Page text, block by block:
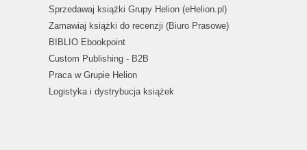
Sprzedawaj książki Grupy Helion (eHelion.pl)
Zamawiaj książki do recenzji (Biuro Prasowe)
BIBLIO Ebookpoint
Custom Publishing - B2B
Praca w Grupie Helion
Logistyka i dystrybucja książek